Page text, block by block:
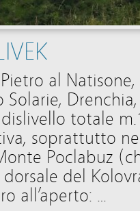
al
Solarie,
totale
soprattutto
Poclabuz
del
all’aperto: …